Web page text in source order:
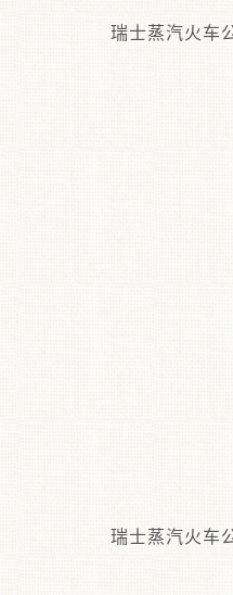
瑞士蒸汽火车
瑞士蒸汽火车